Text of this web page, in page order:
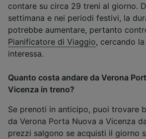
contare su circa 29 treni al giorno.
settimana e nei periodi festivi, la
potrebbe aumentare, pertanto
Pianificatore di Viaggio, cercando
interessa.
Quanto costa andare da Verona
Vicenza in treno?
Se prenoti in anticipo, puoi trovare
da Verona Porta Nuova a Vicenza
prezzi salgono se acquisti il giorno